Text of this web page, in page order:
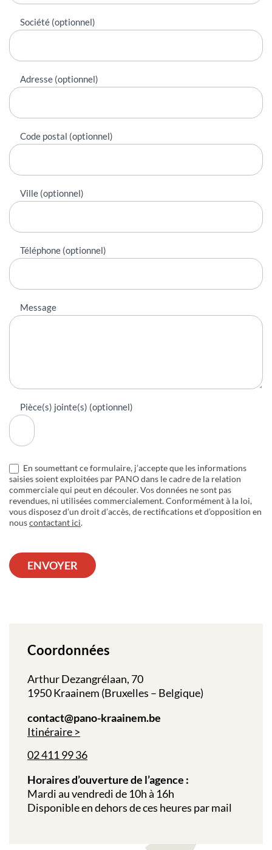
Société (optionnel)
Adresse (optionnel)
Code postal (optionnel)
Ville (optionnel)
Téléphone (optionnel)
Message
Pièce(s) jointe(s) (optionnel)
En soumettant ce formulaire, j’accepte que les informations
saisies soient exploitées par PANO dans le cadre de la relation
commerciale qui peut en découler. Vos données ne sont pas
revendues, ni utilisées commercialement. Conformément à la loi,
vous disposez d’un droit d’accès, de rectifications et d’opposition en
nouscontactant ici.
ENVOYER
Coordonnées
Arthur Dezangrélaan, 70
1950 Kraainem (Bruxelles – Belgique)
contact@pano-kraainem.be
Itinéraire
02 411 99 36
Horaires d’ouverture de l’agence :
Mardi au vendredi de 10h à 16h
Disponible en dehors de ces heures par mail